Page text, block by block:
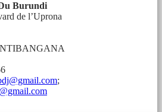
Burundi
de l’Uprona
NTIBANGANA
;